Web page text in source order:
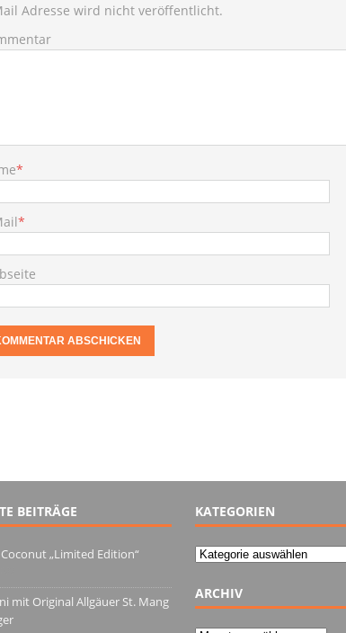
Adresse wird nicht veröffentlicht.
*
*
BEITRÄGE
„Limited Edition“
mit Original Allgäuer St. Mang
KATEGORIEN
Kategorien
ARCHIV